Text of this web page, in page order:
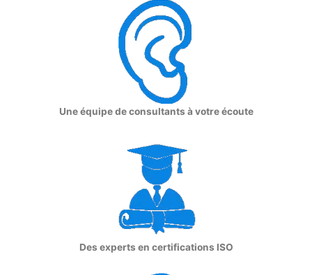
Une équipe de consultants à votre écoute
Des experts en certifications ISO